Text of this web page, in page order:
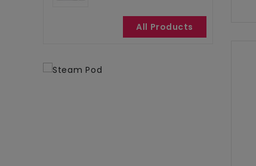
All Products